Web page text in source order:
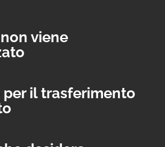
viene
il trasferimento